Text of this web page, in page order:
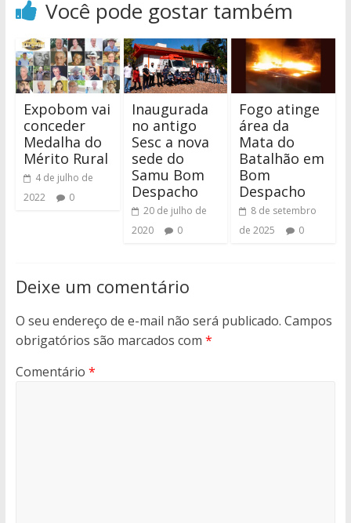
Você pode gostar também
Expobom vai
conceder
Medalha do
Mérito Rural
4 de julho de
2022
0
Inaugurada
no antigo
Sesc a nova
sede do
Samu Bom
Despacho
20 de julho de
2020
0
Fogo atinge
área da
Mata do
Batalhão em
Bom
Despacho
8 de setembro
de 2025
0
Deixe um comentário
O seu endereço de e-mail não será publicado. Campos
obrigatórios são marcados com *
Comentário *